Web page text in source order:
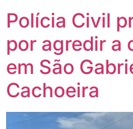
Polícia Civil
por agredir a
em São
Cachoeira